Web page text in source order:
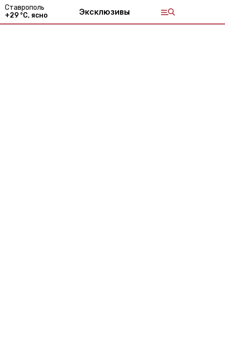
Ставрополь
+29 °С, ясно Эксклюзивы